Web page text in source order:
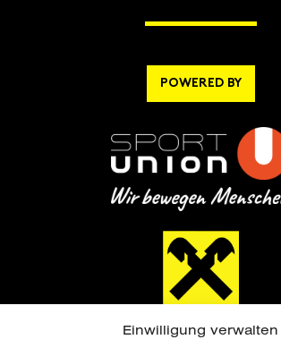
Einwilligung verwalten
POWERED BY